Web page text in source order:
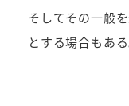
そしてその一般
とする場合もある